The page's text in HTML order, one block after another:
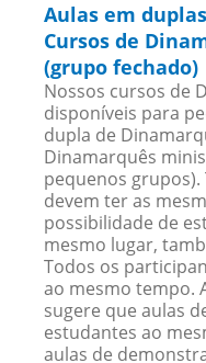
Aulas em
Cursos de
(grupo fechado)
Nossos cursos de
disponíveis para
dupla de
Dinamarquês
pequenos
devem ter as
possibilidade de
mesmo lugar,
Todos os
ao mesmo tempo.
sugere que aulas
estudantes ao
aulas de